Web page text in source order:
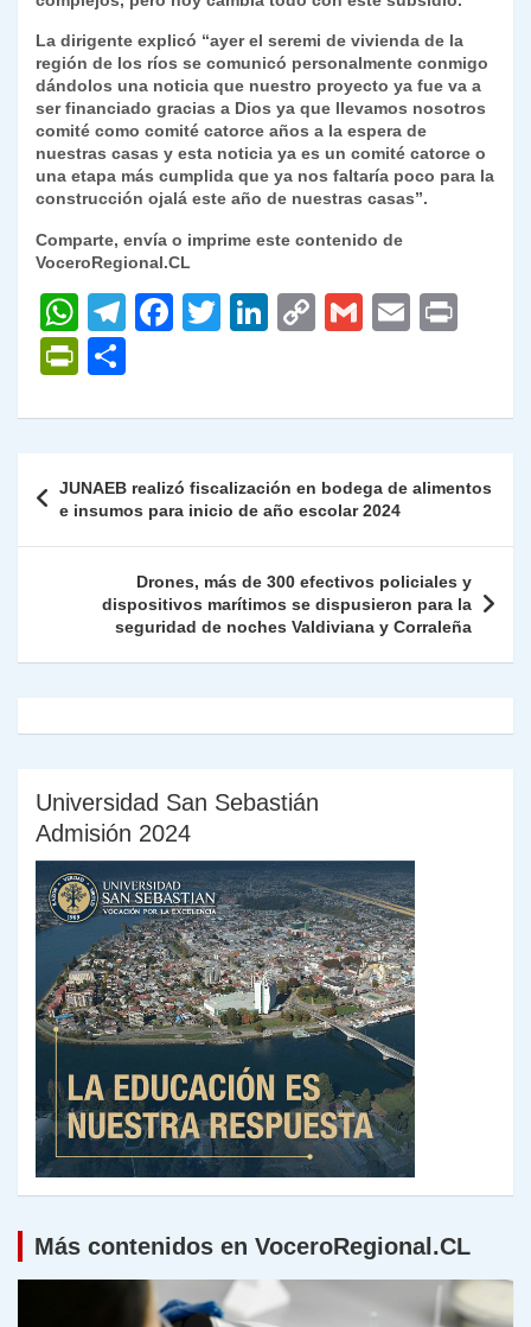
La dirigente explicó “ayer el seremi de vivienda de la
región de los ríos se comunicó personalmente conmigo
dándolos una noticia que nuestro proyecto ya fue va a
ser financiado gracias a Dios ya que llevamos nosotros
comité como comité catorce años a la espera de
nuestras casas y esta noticia ya es un comité catorce o
una etapa más cumplida que ya nos faltaría poco para la
construcción ojalá este año de nuestras casas”.
Comparte, envía o imprime este contenido de
VoceroRegional.CL
W
h
at
s
p
p
T
gr
m
F
e
o
o
k
T
er
Li
e
n
C
y
n
k
G
l
E
l
P
nt
Fr
ie
n
m
ar
tir
de
entradas
JUNAEB realizó fiscalización en bodega de alimentos
e insumos para inicio de año escolar 2024
Drones, más de 300 efectivos policiales y
dispositivos marítimos se dispusieron para la
seguridad de noches Valdiviana y Corraleña
Universidad San Sebastián
Admisión 2024
Más contenidos en VoceroRegional.CL